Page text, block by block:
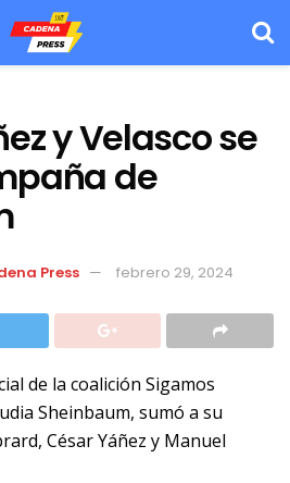
y Velasco se
de
Press febrero 29, 2024
de la coalición Sigamos
Sheinbaum, sumó a su
César Yáñez y Manuel